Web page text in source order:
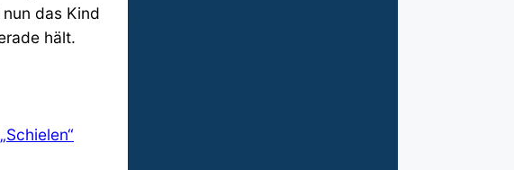
das Kind
hält.